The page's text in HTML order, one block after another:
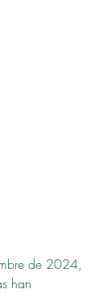
de 2024,
han